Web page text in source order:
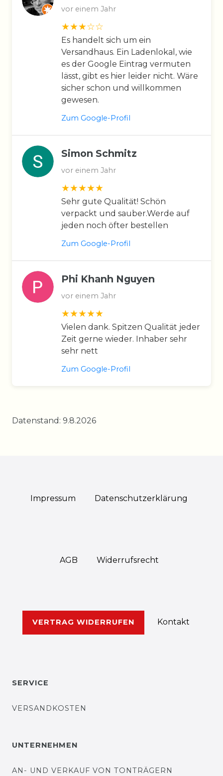
vor einem Jahr
Es handelt sich um ein
Versandhaus. Ein Ladenlokal, wie
es der Google Eintrag vermuten
lässt, gibt es hier leider nicht. Wäre
sicher schon und willkommen
gewesen.
Zum Google-Profil
Simon Schmitz
vor einem Jahr
Sehr gute Qualität! Schön
verpackt und sauber.Werde auf
jeden noch öfter bestellen
Zum Google-Profil
Phi Khanh Nguyen
vor einem Jahr
Vielen dank. Spitzen Qualität jeder
Zeit gerne wieder. Inhaber sehr
sehr nett
Zum Google-Profil
Datenstand: 9.8.2026
Impressum Daten­schutz­erklärung
AGB Widerrufs­recht
VERTRAG WIDERRUFEN Kontakt
SERVICE
VERSANDKOSTEN
UNTERNEHMEN
AN- UND VERKAUF VON TONTRÄGERN